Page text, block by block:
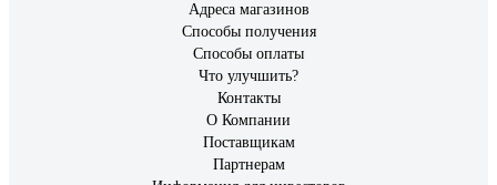
Адреса магазинов
Способы получения
Способы оплаты
Что улучшить?
Контакты
О Компании
Поставщикам
Партнерам